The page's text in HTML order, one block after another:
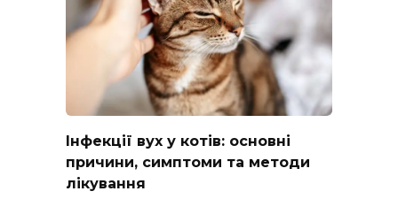
Інфекції вух у котів: основні
причини, симптоми та методи
лікування